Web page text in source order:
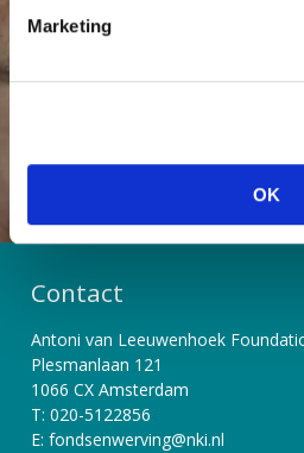
c
Marketing
OK
kanker geen dodelijke ziekte
Contact
Antoni van Leeuwenhoek
Plesmanlaan 121
1066 CX Amsterdam
T: 020-5122856
E: fondsenwerving@nki.nl